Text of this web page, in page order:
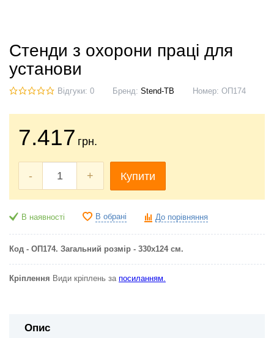
Стенди з охорони праці для
установи
Відгуки: 0 Бренд: Stend-TB Номер: ОП174
7.417 грн.
- + Купити
В наявності В обрані До порівняння
Код - ОП174. Загальний розмір - 330х124 см.
Кріплення Види кріплень за посиланням.
Опис